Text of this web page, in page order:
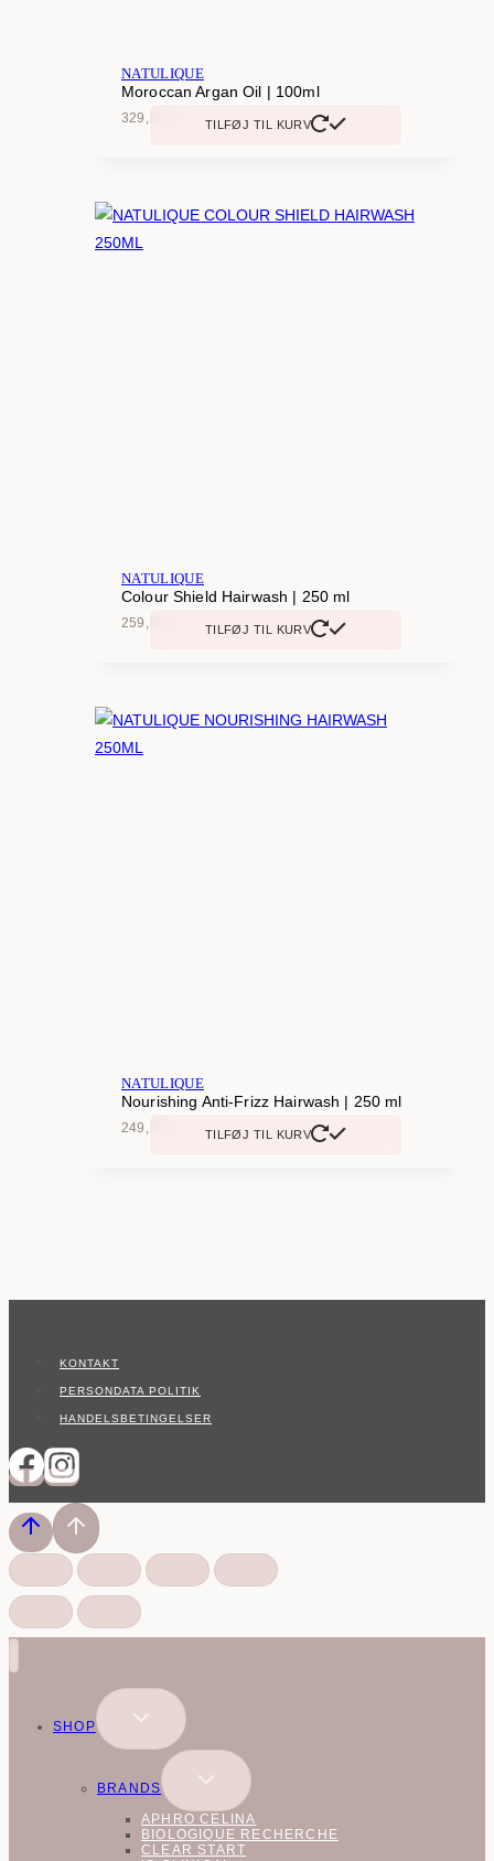
NATULIQUE
Moroccan Argan Oil | 100ml
329,00 TILFØJ TIL KURV
NATULIQUE
Colour Shield Hairwash | 250 ml
259,00 TILFØJ TIL KURV
NATULIQUE
Nourishing Anti-Frizz Hairwash | 250 ml
249,00 TILFØJ TIL KURV
KONTAKT
PERSONDATA POLITIK
HANDELSBETINGELSER
SHOP
SKIFT
UNDERMENU
BRANDS
SKIFT
UNDERMENU
APHRO CELINA
BIOLOGIQUE RECHERCHE
CLEAR START